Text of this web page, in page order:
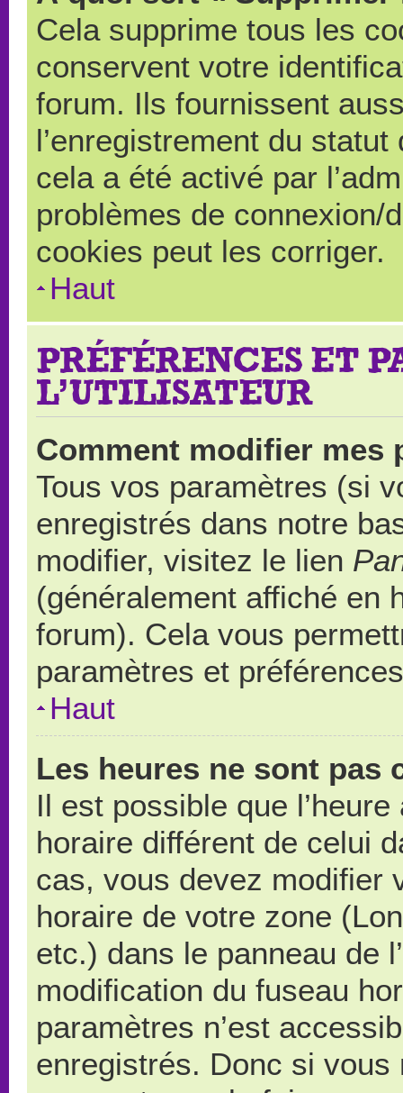
Cela supprime tous les
conservent votre
forum. Ils fournissent
l’enregistrement du
cela a été activé par
problèmes de connexion/
cookies peut les corriger.
Haut
PRÉFÉRENCES ET
L’UTILISATEUR
Comment modifier mes
Tous vos paramètres (si
enregistrés dans notre
modifier, visitez le lien
(généralement affiché en
forum). Cela vous
paramètres et
Haut
Les heures ne sont pas
Il est possible que
horaire différent de celui
cas, vous devez modifier
horaire de votre zone
etc.) dans le panneau de
modification du fuseau
paramètres n’est
enregistrés. Donc si vous